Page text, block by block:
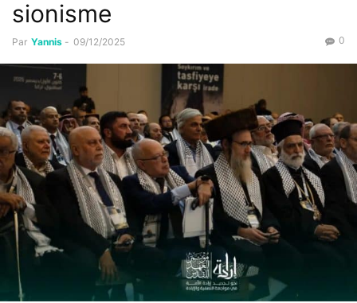
sionisme
Par Yannis - 09/12/2025 0